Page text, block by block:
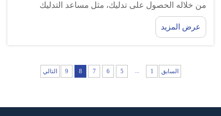
من خلاله الحصول على تدليك، مثل مساعد التدليك
الحقيقي! فقط تخيل الاسترخاء في منزلك في أي وقت
فوائد التدليك العظيمة ...
عرض المزيد
السابق 1
...
5
6
7
8
9 التالي